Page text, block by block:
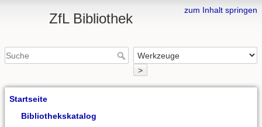
zum Inhalt springen
ZfL Bibliothek
>
Startseite
Bibliothekskatalog